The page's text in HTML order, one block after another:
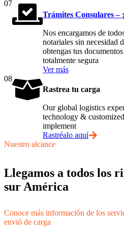
07
Trámites Consulares –
Nos encargamos de
notariales sin necesidad
obtengas tus
totalmente segura
Ver más
08
Rastrea tu carga
Our global logistics
technology &
implement
Rastréalo aquí
Nuestro alcance
Llegamos a todos los
sur América
Conoce más información de los
envió de carga